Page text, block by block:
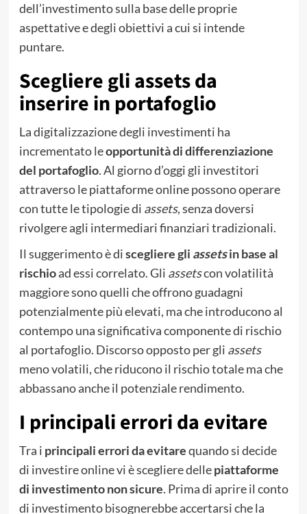
dell’investimento sulla base delle proprie
aspettative e degli obiettivi a cui si intende
puntare.
Scegliere gli assets da
inserire in portafoglio
La digitalizzazione degli investimenti ha
incrementato leopportunità di differenziazione
del portafoglio. Al giorno d’oggi gli investitori
attraverso le piattaforme online possono operare
con tutte le tipologie di assets, senza doversi
rivolgere agli intermediari finanziari tradizionali.
Il suggerimento è discegliere gli assetsin base al
rischioad essi correlato. Gli assetscon volatilità
maggiore sono quelli che offrono guadagni
potenzialmente più elevati, ma che introducono al
contempo una significativa componente di rischio
al portafoglio. Discorso opposto per gli assets
meno volatili, che riducono il rischio totale ma che
abbassano anche il potenziale rendimento.
I principali errori da evitare
Tra i principali errori da evitarequando si decide
di investire online vi è scegliere dellepiattaforme
di investimento non sicure. Prima di aprire il conto
di investimento bisognerebbe accertarsi che la